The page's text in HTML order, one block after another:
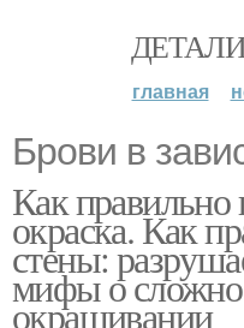
главная
Брови в
Как правильно
окраска. Как
стены:
мифы о
окрашивании